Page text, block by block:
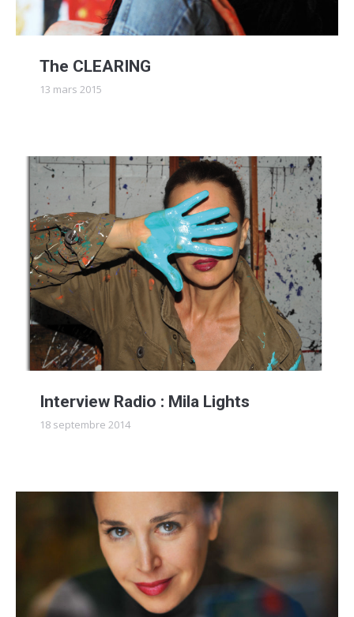
The CLEARING
13 mars 2015
Interview Radio : Mila Lights
18 septembre 2014